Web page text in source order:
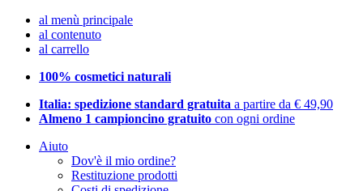
al menù principale
al contenuto
al carrello
100% cosmetici naturali
Italia: spedizione standard gratuita a partire da € 49,90
Almeno 1 campioncino gratuito con ogni ordine
Aiuto
Dov'è il mio ordine?
Restituzione prodotti